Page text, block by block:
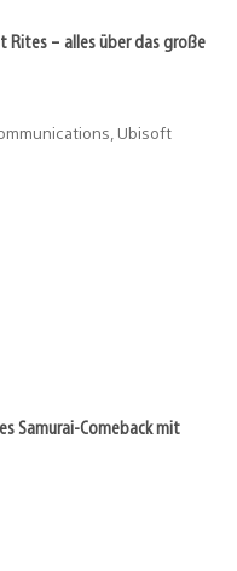
Rites – alles über das große
Ubisoft
Samurai-Comeback mit